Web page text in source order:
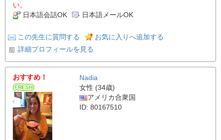
い。
日本語会話OK
日本語メールOK
この先生に質問する
お気に入りへ追加する
詳細プロフィールを見る
おすすめ！
Nadia
女性 (34歳)
アメリカ合衆国
ID: 80167510